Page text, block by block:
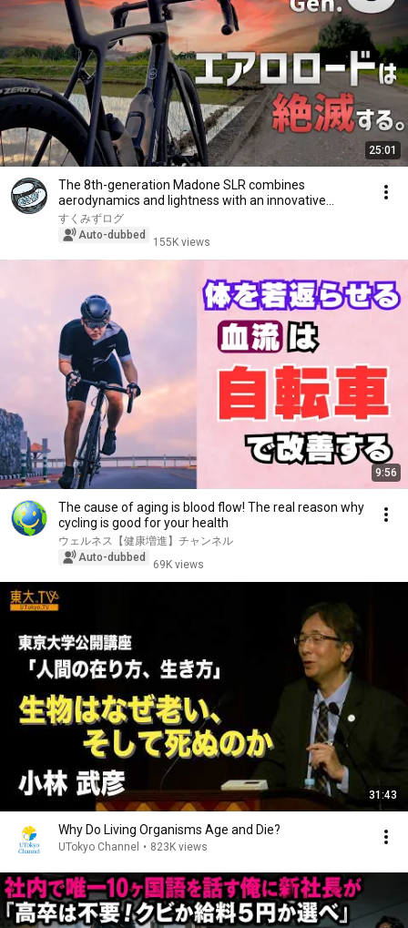
25:01
The 8th-generation Madone SLR combines
aerodynamics and lightness with an innovative
aerodynamic ...
すくみずログ
Auto-dubbed
155K views
9:56
The cause of aging is blood flow! The real reason why
cycling is good for your health
ウェルネス【健康増進】チャンネル
Auto-dubbed
69K views
31:43
Why Do Living Organisms Age and Die?
UTokyo Channel • 823K views